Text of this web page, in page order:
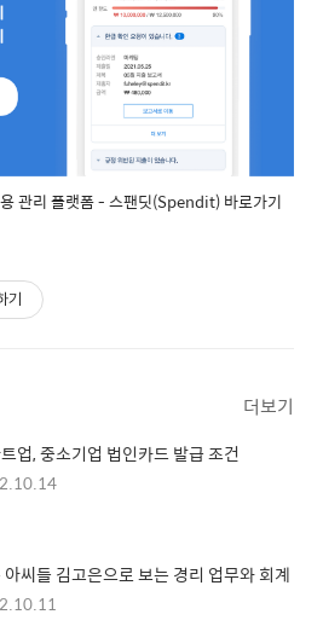
관리 플랫폼 - 스팬딧(Spendit) 바로가기
기
더보기
업, 중소기업 법인카드 발급 조건
아씨들 김고은으로 보는 경리 업무와 회계